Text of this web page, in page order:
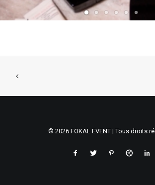
© 2026 FOKAL EVENT | Tous droits